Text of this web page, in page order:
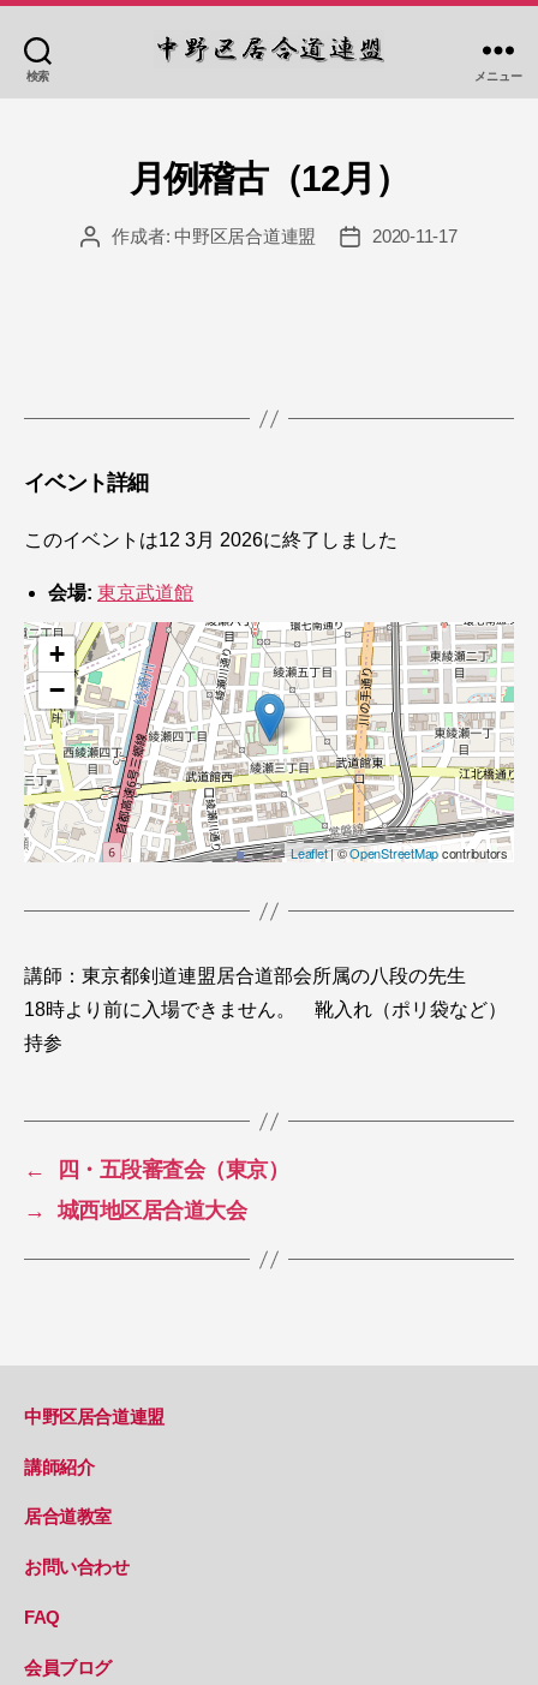
検索
居
道
メニュー
月例稽古（12月）
投
作成者:中野区居合道連盟
投
2020-11-17
イベント詳細
このイベントは12 3月 2026に終了しました
会場: 東京武道館
+
−
Leaflet| ©OpenStreetMapcontributors
講師：東京都剣道連盟居合道部会所属の八段の先生
18時より前に入場できません。 靴入れ（ポリ袋など）
持参
←
四・五段審査会（東京）
→
城西地区居合道大会
中野区居合道連盟
講師紹介
居合道教室
お問い合わせ
FAQ
会員ブログ